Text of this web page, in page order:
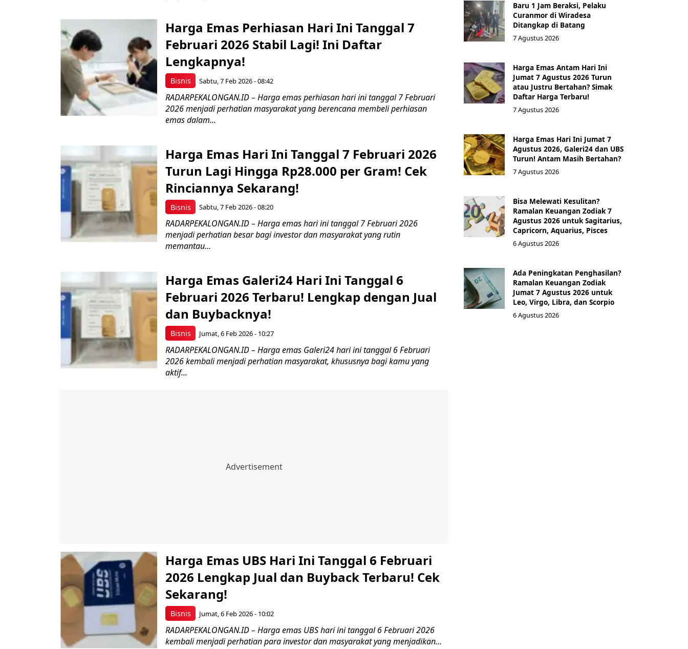
Bisnis
Harga Emas Perhiasan Hari Ini Tanggal 7
Februari 2026 Stabil Lagi! Ini Daftar
Lengkapnya!
Sabtu, 7 Feb 2026 - 08:42
RADARPEKALONGAN.ID – Harga emas perhiasan hari ini tanggal 7 Februari
2026 menjadi perhatian masyarakat yang berencana membeli perhiasan
emas dalam...
Bisnis
Harga Emas Hari Ini Tanggal 7 Februari 2026
Turun Lagi Hingga Rp28.000 per Gram! Cek
Rinciannya Sekarang!
Sabtu, 7 Feb 2026 - 08:20
RADARPEKALONGAN.ID – Harga emas hari ini tanggal 7 Februari 2026
menjadi perhatian besar bagi investor dan masyarakat yang rutin
memantau...
Bisnis
Harga Emas Galeri24 Hari Ini Tanggal 6
Februari 2026 Terbaru! Lengkap dengan Jual
dan Buybacknya!
Jumat, 6 Feb 2026 - 10:27
RADARPEKALONGAN.ID – Harga emas Galeri24 hari ini tanggal 6 Februari
2026 kembali menjadi perhatian masyarakat, khususnya bagi kamu yang
aktif...
Bisnis
Harga Emas UBS Hari Ini Tanggal 6 Februari
2026 Lengkap Jual dan Buyback Terbaru! Cek
Sekarang!
Jumat, 6 Feb 2026 - 10:02
RADARPEKALONGAN.ID – Harga emas UBS hari ini tanggal 6 Februari 2026
kembali menjadi perhatian para investor dan masyarakat yang menjadikan...
Baru 1 Jam Beraksi, Pelaku
Curanmor di Wiradesa
Ditangkap di Batang
7 Agustus 2026
Harga Emas Antam Hari Ini
Jumat 7 Agustus 2026 Turun
atau Justru Bertahan? Simak
Daftar Harga Terbaru!
7 Agustus 2026
Harga Emas Hari Ini Jumat 7
Agustus 2026, Galeri24 dan UBS
Turun! Antam Masih Bertahan?
7 Agustus 2026
Bisa Melewati Kesulitan?
Ramalan Keuangan Zodiak 7
Agustus 2026 untuk Sagitarius,
Capricorn, Aquarius, Pisces
6 Agustus 2026
Ada Peningkatan Penghasilan?
Ramalan Keuangan Zodiak
Jumat 7 Agustus 2026 untuk
Leo, Virgo, Libra, dan Scorpio
6 Agustus 2026